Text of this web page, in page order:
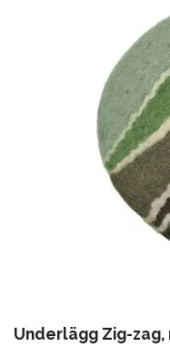
Underlägg Zig-